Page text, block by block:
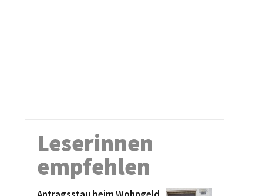
Leserinnen
empfehlen